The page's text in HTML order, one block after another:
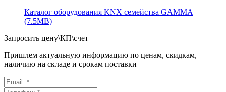
Каталог оборудования KNX семейства GAMMA
(7.5MB)
Запросить цену\КП\счет
Пришлем актуальную информацию по ценам, скидкам,
наличию на складе и срокам поставки